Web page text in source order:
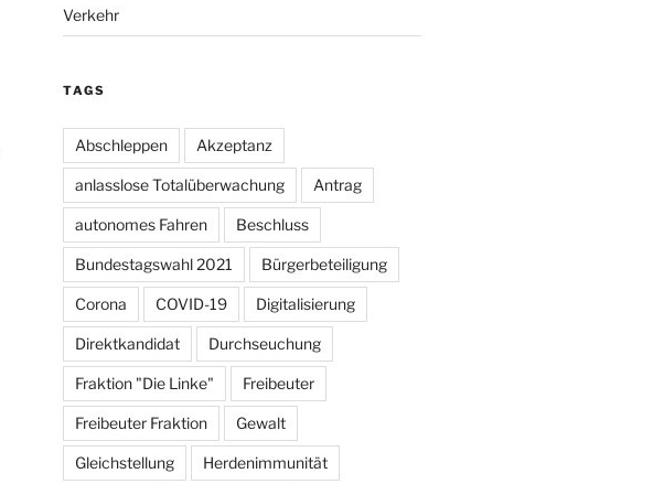
Verkehr
TAGS
Abschleppen Akzeptanz
anlasslose Totalüberwachung Antrag
autonomes Fahren Beschluss
Bundestagswahl 2021 Bürgerbeteiligung
Corona COVID-19 Digitalisierung
Direktkandidat Durchseuchung
Fraktion "Die Linke" Freibeuter
Freibeuter Fraktion Gewalt
Gleichstellung Herdenimmunität